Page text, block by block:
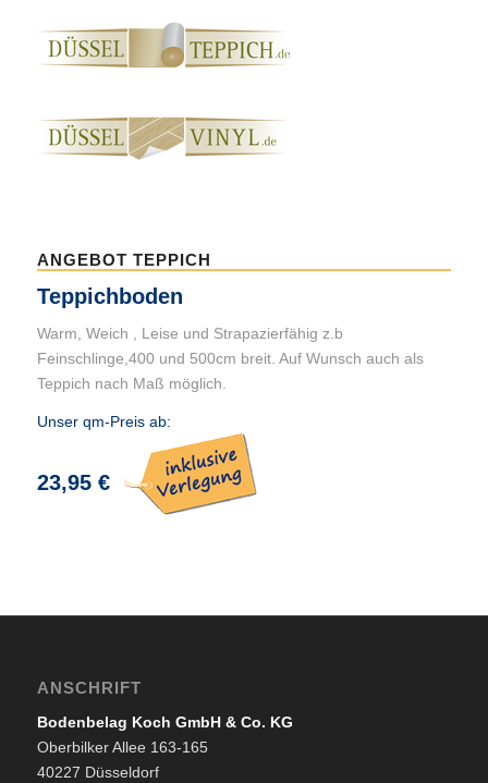
ANGEBOT TEPPICH
Teppichboden
Warm, Weich , Leise und Strapazierfähig z.b
Feinschlinge,400 und 500cm breit. Auf Wunsch auch als
Teppich nach Maß möglich.
Unser qm-Preis ab:
23,95 €
ANSCHRIFT
Bodenbelag Koch GmbH & Co. KG
Oberbilker Allee 163-165
40227 Düsseldorf